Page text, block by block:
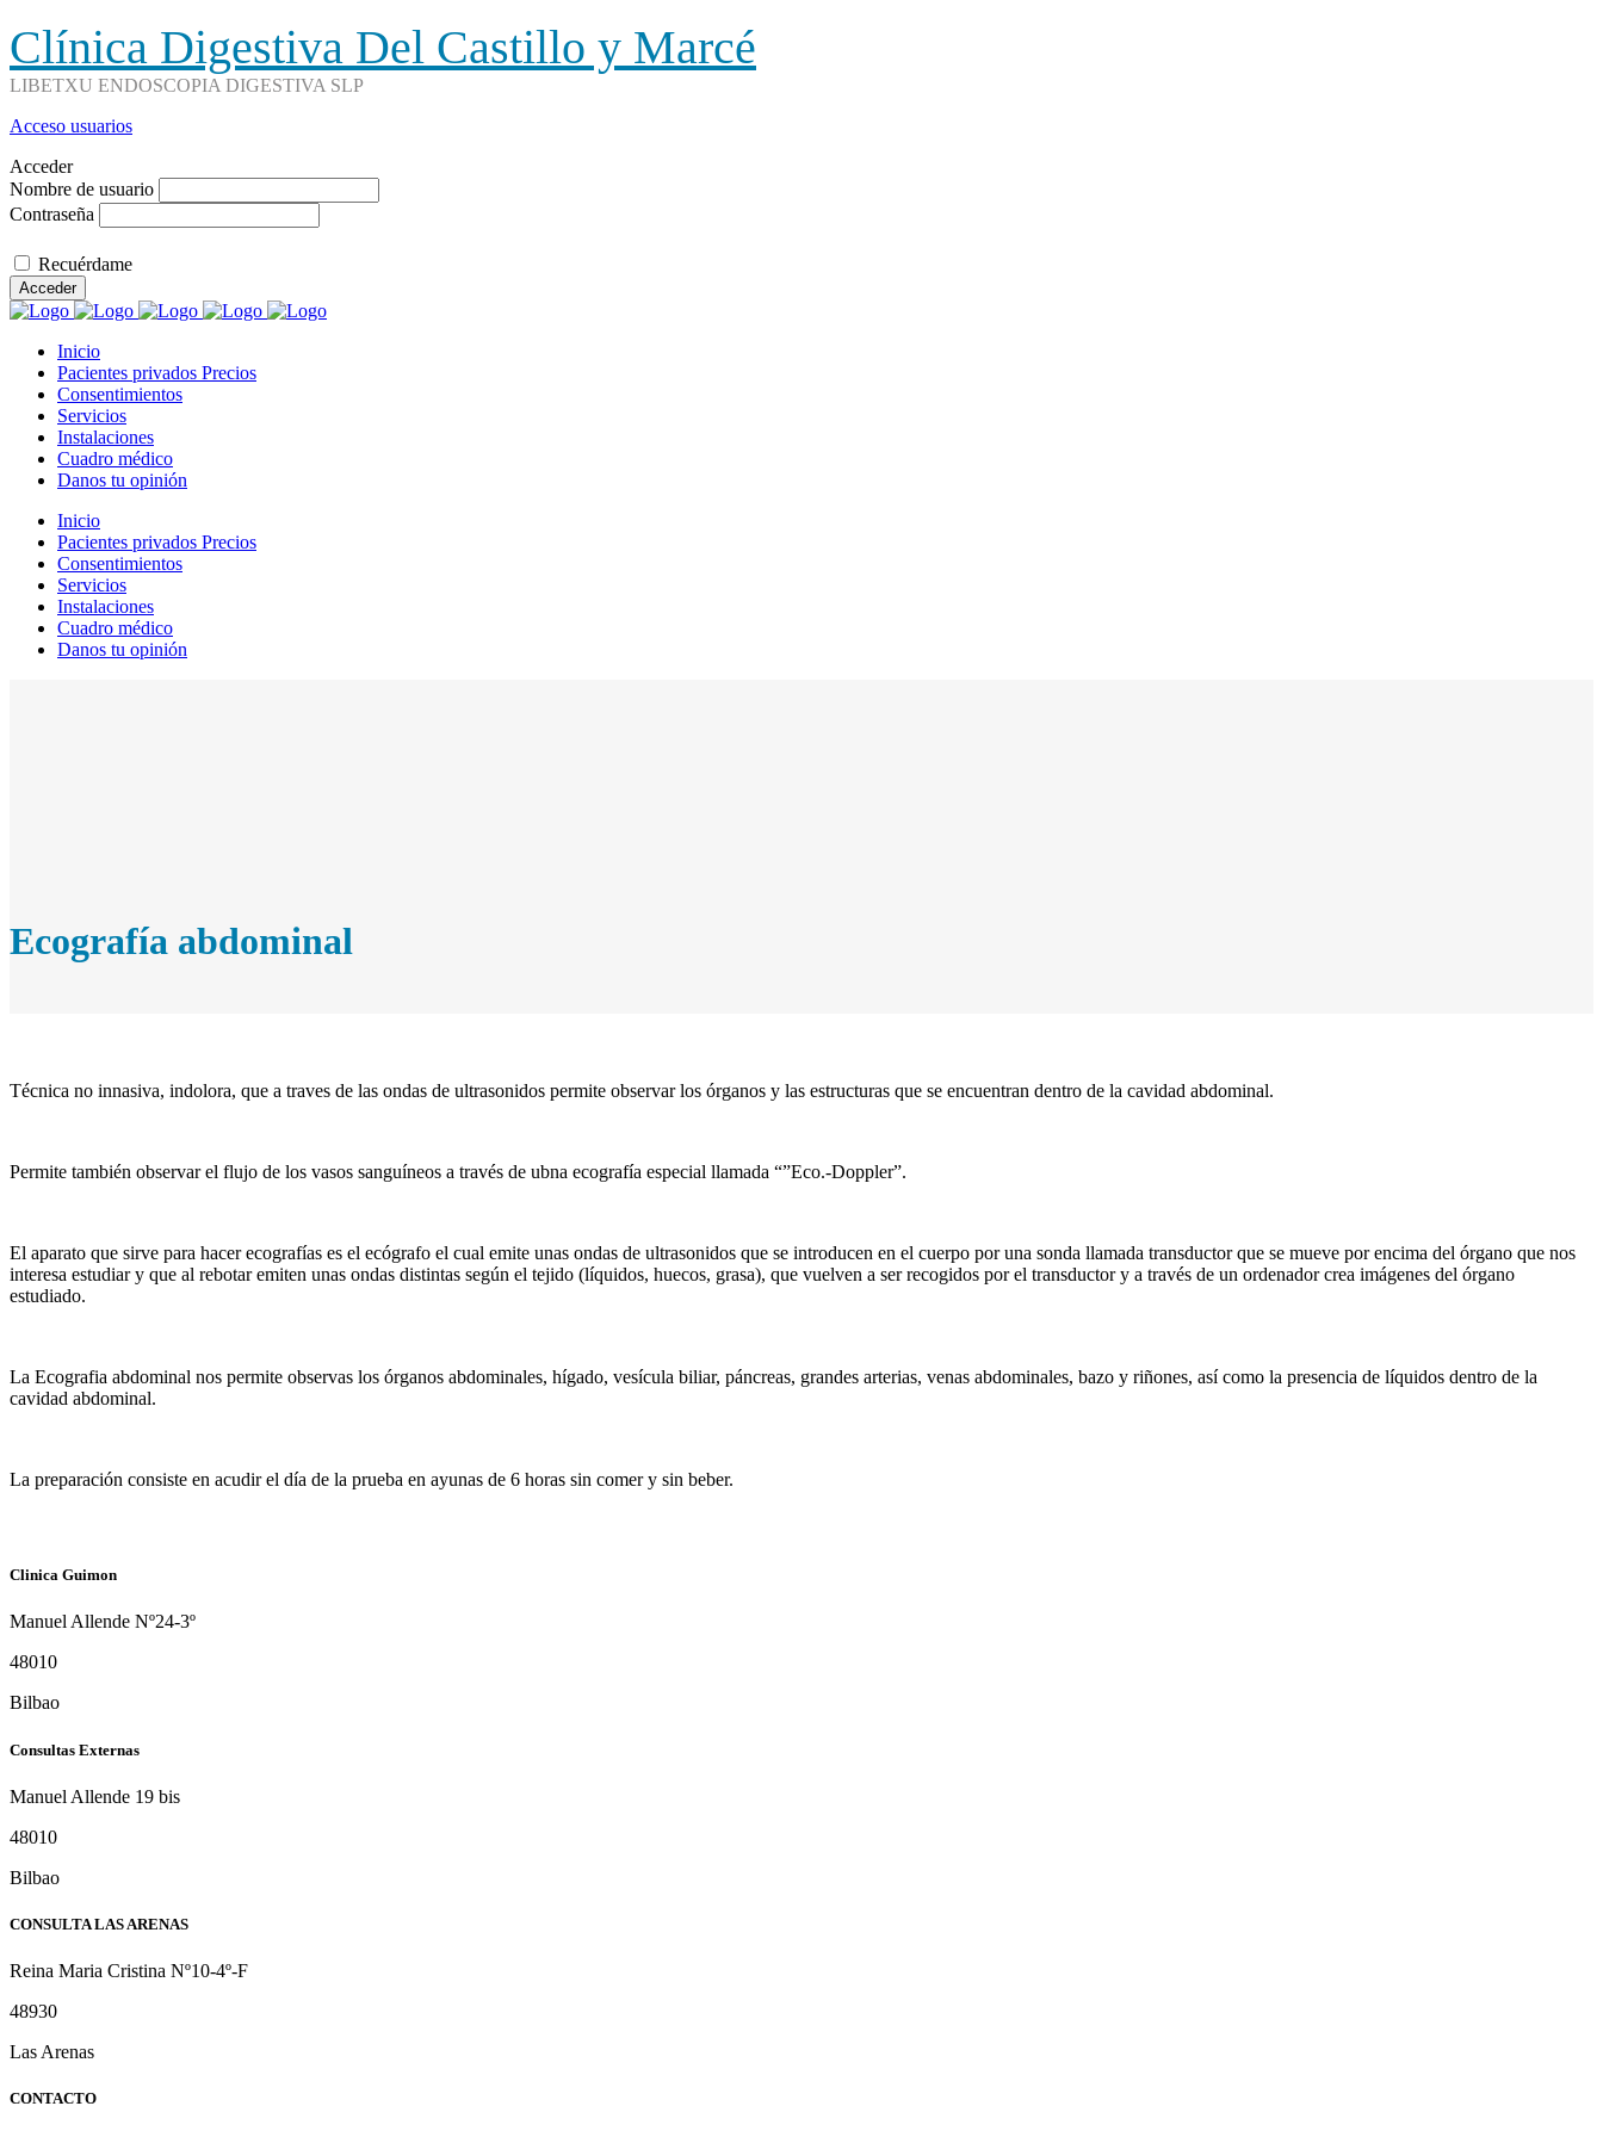
Clínica Digestiva Del Castillo y Marcé
LIBETXU ENDOSCOPIA DIGESTIVA SLP
Acceso usuarios
Acceder
Nombre de usuario
Contraseña
Recuérdame
Acceder
Inicio
Pacientes privados Precios
Consentimientos
Servicios
Instalaciones
Cuadro médico
Danos tu opinión
Inicio
Pacientes privados Precios
Consentimientos
Servicios
Instalaciones
Cuadro médico
Danos tu opinión
Ecografía abdominal
Técnica no innasiva, indolora, que a traves de las ondas de ultrasonidos permite observar los órganos y las estructuras que se encuentran dentro de la cavidad abdominal.
Permite también observar el flujo de los vasos sanguíneos a través de ubna ecografía especial llamada “”Eco.-Doppler”.
El aparato que sirve para hacer ecografías es el ecógrafo el cual emite unas ondas de ultrasonidos que se introducen en el cuerpo por una sonda llamada transductor que se mueve por encima del órgano que nos
interesa estudiar y que al rebotar emiten unas ondas distintas según el tejido (líquidos, huecos, grasa), que vuelven a ser recogidos por el transductor y a través de un ordenador crea imágenes del órgano
estudiado.
La Ecografia abdominal nos permite observas los órganos abdominales, hígado, vesícula biliar, páncreas, grandes arterias, venas abdominales, bazo y riñones, así como la presencia de líquidos dentro de la
cavidad abdominal.
La preparación consiste en acudir el día de la prueba en ayunas de 6 horas sin comer y sin beber.
Clinica Guimon
Manuel Allende Nº24-3º
48010
Bilbao
Consultas Externas
Manuel Allende 19 bis
48010
Bilbao
CONSULTA LAS ARENAS
Reina Maria Cristina Nº10-4º-F
48930
Las Arenas
CONTACTO